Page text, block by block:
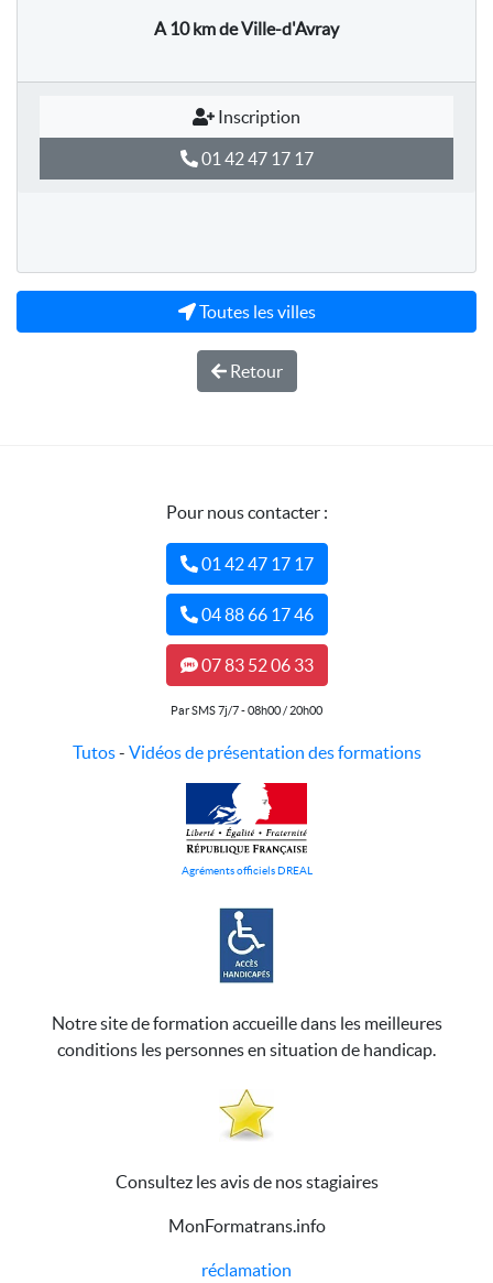
A 10 kmde Ville-d'Avray
Inscription
01 42 47 17 17
Toutes les villes
Retour
Pour nous contacter :
01 42 47 17 17
04 88 66 17 46
07 83 52 06 33
Par SMS 7j/7 - 08h00 / 20h00
Tutos- Vidéos de présentation des formations
Agréments officiels DREAL
Notre site de formation accueille dans les meilleures
conditions les personnes en situation de handicap.
Consultez les avis de nos stagiaires
MonFormatrans.info
réclamation